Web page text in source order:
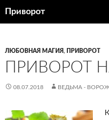
Приворот
ЛЮБОВНАЯ МАГИЯ, ПРИВОРОТ
ПРИВОРОТ
08.07.2018 ВЕДЬМА -